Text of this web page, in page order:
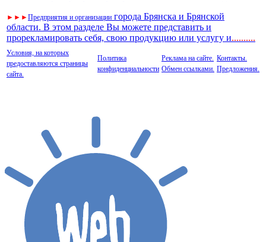
► ► ►Предприятия и организации города Брянска и Брянской
области. В этом разделе Вы можете представить и
прорекламировать себя, свою продукцию или услугу и..........
Условия, на которых
предоставляются страницы
сайта.
Политика
конфиденциальности
Реклама на сайте.
Обмен ссылками.
Контакты.
Предложения.